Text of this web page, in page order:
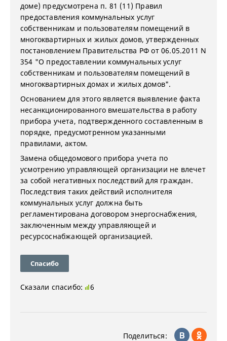
доме) предусмотрена п. 81 (11) Правил
предоставления коммунальных услуг
собственникам и пользователям помещений в
многоквартирных и жилых домов, утвержденных
постановлением Правительства РФ от 06.05.2011 N
354 "О предоставлении коммунальных услуг
собственникам и пользователям помещений в
многоквартирных домах и жилых домов".
Основанием для этого является выявление факта
несанкционированного вмешательства в работу
прибора учета, подтвержденного составленным в
порядке, предусмотренном указанными
правилами, актом.
Замена общедомового прибора учета по
усмотрению управляющей организации не влечет
за собой негативных последствий для граждан.
Последствия таких действий исполнителя
коммунальных услуг должна быть
регламентирована договором энергоснабжения,
заключенным между управляющей и
ресурсоснабжающей организацией.
Спасибо
Сказали спасибо: 6
Поделиться: